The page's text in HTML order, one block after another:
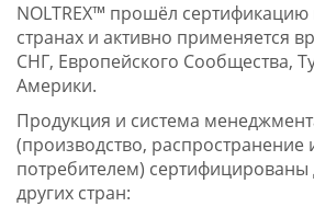
NOLTREX™ прошёл
странах и активно применяется
СНГ, Европейского Сообщества,
Америки.
Продукция и система
(производство, распространение
потребителем)
других стран: